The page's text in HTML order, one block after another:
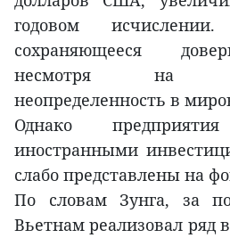
годовом
сохраняющееся
несмотря на
неопределенность в
Однако
иностранными
слабо представлены на
По словам Зунга, за
Вьетнам реализовал ряд